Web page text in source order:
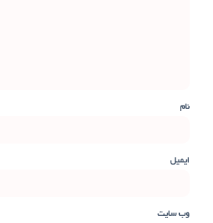
نام
ایمیل
وب‌ سایت